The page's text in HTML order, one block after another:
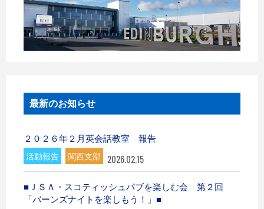
最新のお知らせ
２０２６年２月英会話教室 報告
活動報告 関西支部 2026.02.15
■ＪＳＡ・スコティッシュパブを楽しむ会 第２回
「バーンズナイトを楽しもう！」■